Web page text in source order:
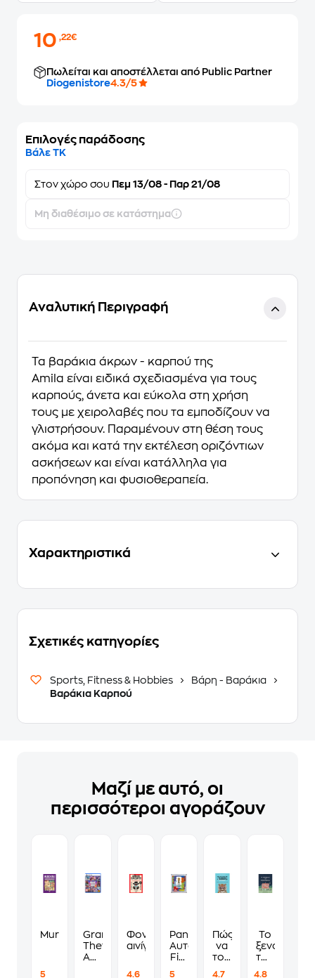
10,22€
Πωλείται και αποστέλλεται από Public Partner
Diogenistore4.3/5
Επιλογές παράδοσης
Βάλε ΤΚ
Στον χώρο σου Πεμ 13/08 - Παρ 21/08
Μη διαθέσιμο σε κατάστημα
Αναλυτική Περιγραφή
Τα βαράκια άκρων - καρπού της
Amila είναι ειδικά σχεδιασμένα για τους
καρπούς, άνετα και εύκολα στη χρήση
τους με χειρολαβές που τα εμποδίζουν να
γλιστρήσουν. Παραμένουν στη θέση τους
ακόμα και κατά την εκτέλεση οριζόντιων
ασκήσεων και είναι κατάλληλα για
προπόνηση και φυσιοθεραπεία.
Χαρακτηριστικά
Σχετικές κατηγορίες
Sports, Fitness & Hobbies
Βάρη - Βαράκια
Βαράκια Καρπού
Μαζί με αυτό, οι
περισσότεροι αγοράζουν
Murdoku
5
Grand
Theft
Auto
Φονικά
αινίγματα
4.6
Panini
Αυτοκόλλητα
Fifa
5
Πώς
να
τους
4.7
Το
ξενοδοχείο
των
4.8